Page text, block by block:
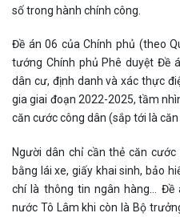
số trong hành chính công.
Đề án 06 của Chính phủ (theo
tướng Chính phủ Phê duyệt Đề
dân cư, định danh và xác thực
gia giai đoạn 2022-2025, tầm
căn cước công dân (sắp tới là
Người dân chỉ cần thẻ căn
bằng lái xe, giấy khai sinh, bảo
chí là thông tin ngân hàng… Đề
nước Tô Lâm khi còn là Bộ